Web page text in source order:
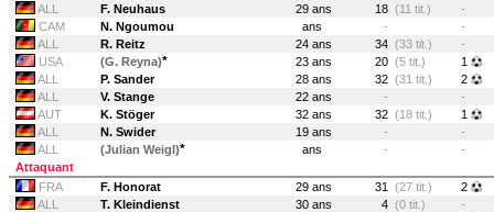
ALL
F. Neuhaus 29 ans 18 (11 tit.)
-
CAM
N. Ngoumou ans -
-
ALL
R. Reitz 24 ans 34 (33 tit.)
-
USA
(G. Reyna)* 23 ans 20 (5 tit.)
1
ALL
P. Sander 28 ans 32 (31 tit.)
2
ALL
V. Stange 22 ans -
-
AUT
K. Stöger 32 ans 32 (18 tit.)
1
ALL
N. Swider 19 ans -
-
ALL
(Julian Weigl)* ans -
-
Attaquant
FRA
F. Honorat 29 ans 31 (27 tit.)
2
ALL
T. Kleindienst 30 ans 4 (0 tit.)
-